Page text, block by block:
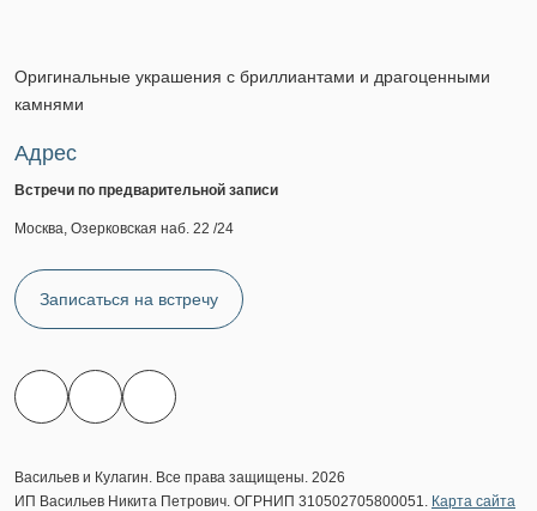
Оригинальные украшения с бриллиантами и драгоценными
камнями
Адрес
Встречи по предварительной записи
Москва, Озерковская наб. 22 /24
Записаться на встречу
Васильев и Кулагин. Все права защищены. 2026
ИП Васильев Никита Петрович. ОГРНИП 310502705800051. Карта сайта